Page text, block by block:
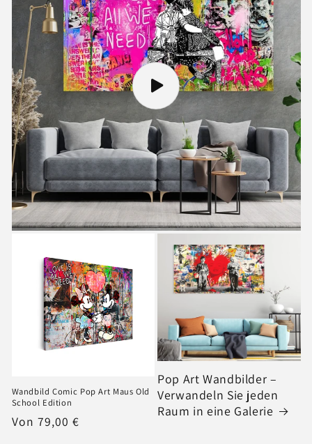
Wandbild Comic Pop Art Maus Old
School Edition
Normaler
Von 79,00 €
Pop Art Wandbilder –
Verwandeln Sie jeden
Raum in eine Galerie